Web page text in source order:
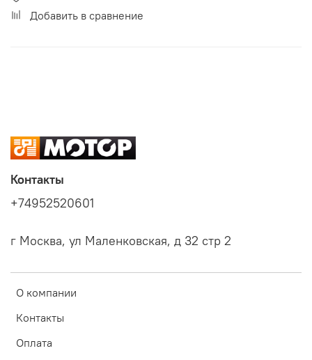
Добавить в сравнение
О компании
Контакты
Оплата
Контакты
+74952520601
г Москва, ул Маленковская, д 32 стр 2